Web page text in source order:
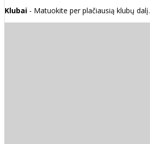
Klubai - Matuokite per plačiausią klubų dalį.